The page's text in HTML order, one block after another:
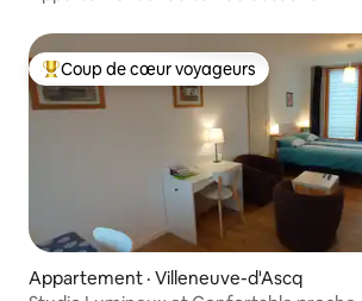
Coup de cœur voyageurs parmi les plus
Coup de cœur voyageurs
Appartement · Villeneuve-d'Ascq